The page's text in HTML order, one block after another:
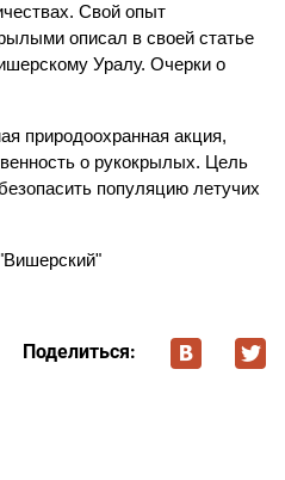
Свой опыт
описал в своей статье
Уралу. Очерки о
природоохранная акция,
о рукокрылых. Цель
популяцию летучих
Поделиться: